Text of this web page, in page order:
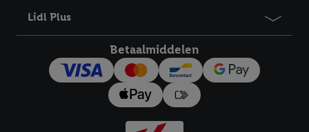
Lidl Plus
Betaalmiddelen